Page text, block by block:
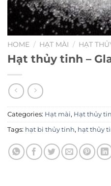
HOME / HẠT MÀI / HẠT
Hạt thủy tinh –
Categories: Hạt mài, Hạt thủy
Tags: hạt bi thủy tinh, hạt thủy